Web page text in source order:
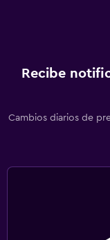
Recibe
Cambios diarios de